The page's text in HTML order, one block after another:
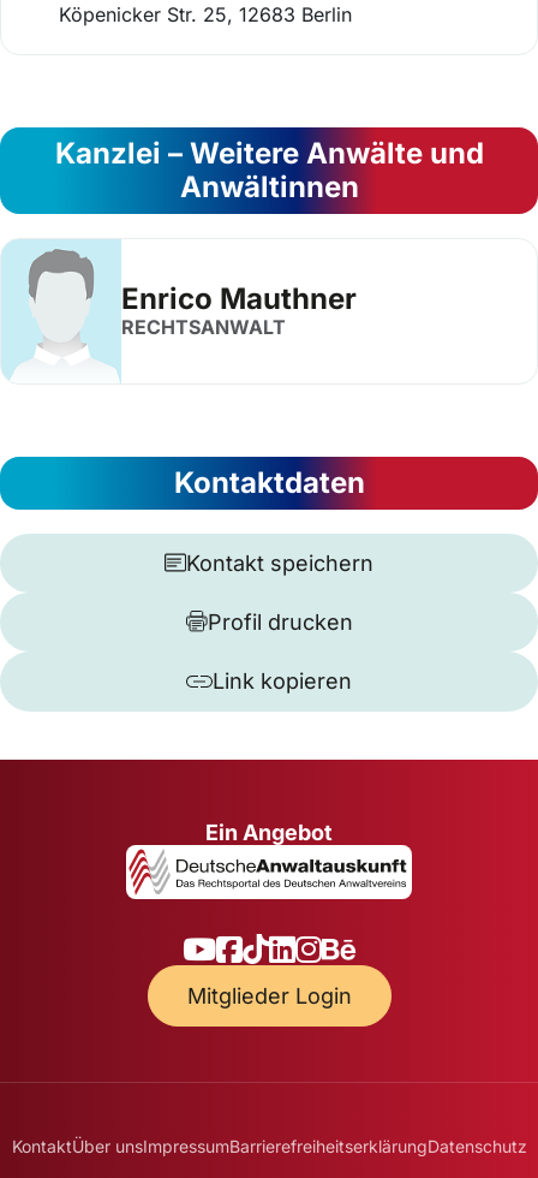
Köpenicker Str. 25, 12683 Berlin
Kanzlei – Weitere Anwälte und
Anwältinnen
Enrico Mauthner
RECHTSANWALT
Kontaktdaten
Kontakt speichern
Profil drucken
Link kopieren
Ein Angebot
Mitglieder Login
KontaktÜber unsImpressumBarrierefreiheitserklärungDatenschutz